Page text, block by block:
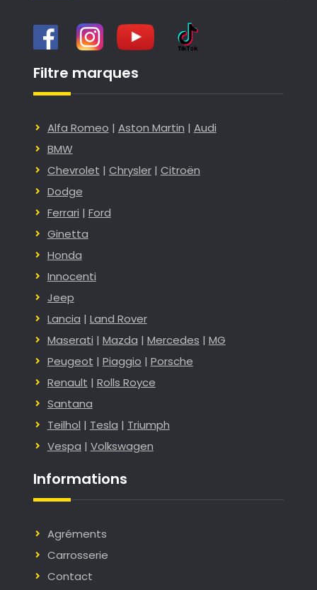
Filtre marques
Alfa Romeo | Aston Martin | Audi
BMW
Chevrolet | Chrysler| Citroën
Dodge
Ferrari | Ford
Ginetta
Honda
Innocenti
Jeep
Lancia | Land Rover
Maserati | Mazda | Mercedes | MG
Peugeot | Piaggio | Porsche
Renault | Rolls Royce
Santana
Teilhol | Tesla | Triumph
Vespa | Volkswagen
Informations
Agréments
Carrosserie
Contact